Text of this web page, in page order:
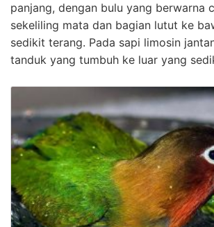
panjang, dengan bulu yang berwarna
sekeliling mata dan bagian lutut ke
sedikit terang. Pada sapi limosin
tanduk yang tumbuh ke luar yang